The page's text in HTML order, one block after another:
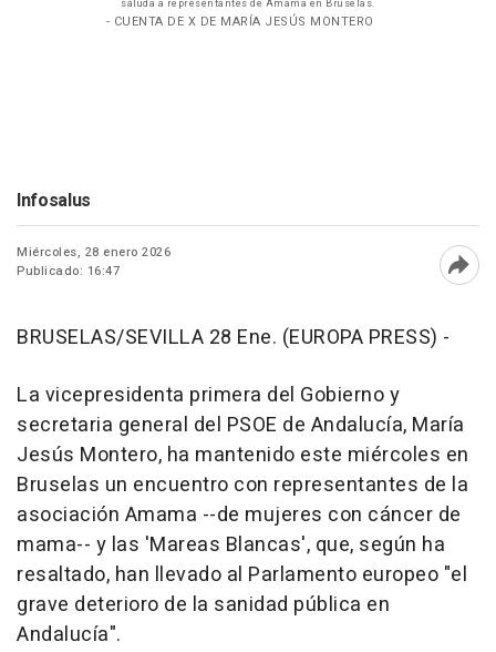
saluda a representantes de Amama en Bruselas.
- CUENTA DE X DE MARÍA JESÚS MONTERO
Infosalus
Miércoles, 28 enero 2026
Publicado: 16:47
BRUSELAS/SEVILLA 28 Ene. (EUROPA PRESS) -
La vicepresidenta primera del Gobierno y
secretaria general del PSOE de Andalucía, María
Jesús Montero, ha mantenido este miércoles en
Bruselas un encuentro con representantes de la
asociación Amama --de mujeres con cáncer de
mama-- y las 'Mareas Blancas', que, según ha
resaltado, han llevado al Parlamento europeo "el
grave deterioro de la sanidad pública en
Andalucía".